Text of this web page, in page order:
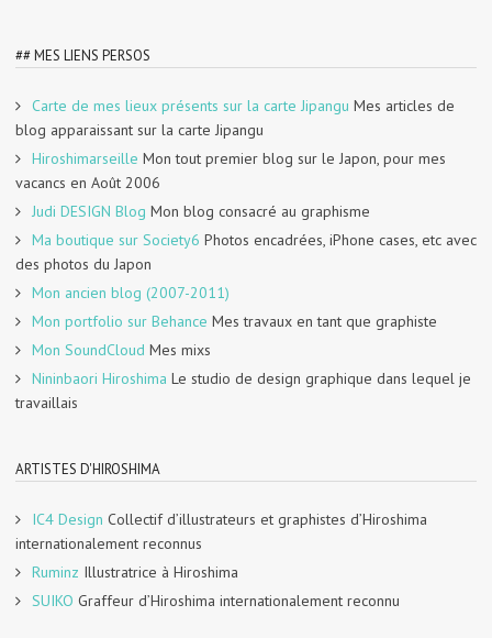
## MES LIENS PERSOS
Carte de mes lieux présents sur la carte Jipangu Mes articles de
blog apparaissant sur la carte Jipangu
Hiroshimarseille Mon tout premier blog sur le Japon, pour mes
vacancs en Août 2006
Judi DESIGN Blog Mon blog consacré au graphisme
Ma boutique sur Society6 Photos encadrées, iPhone cases, etc avec
des photos du Japon
Mon ancien blog (2007-2011)
Mon portfolio sur Behance Mes travaux en tant que graphiste
Mon SoundCloud Mes mixs
Nininbaori Hiroshima Le studio de design graphique dans lequel je
travaillais
ARTISTES D'HIROSHIMA
IC4 Design Collectif d’illustrateurs et graphistes d’Hiroshima
internationalement reconnus
Ruminz Illustratrice à Hiroshima
SUIKO Graffeur d’Hiroshima internationalement reconnu